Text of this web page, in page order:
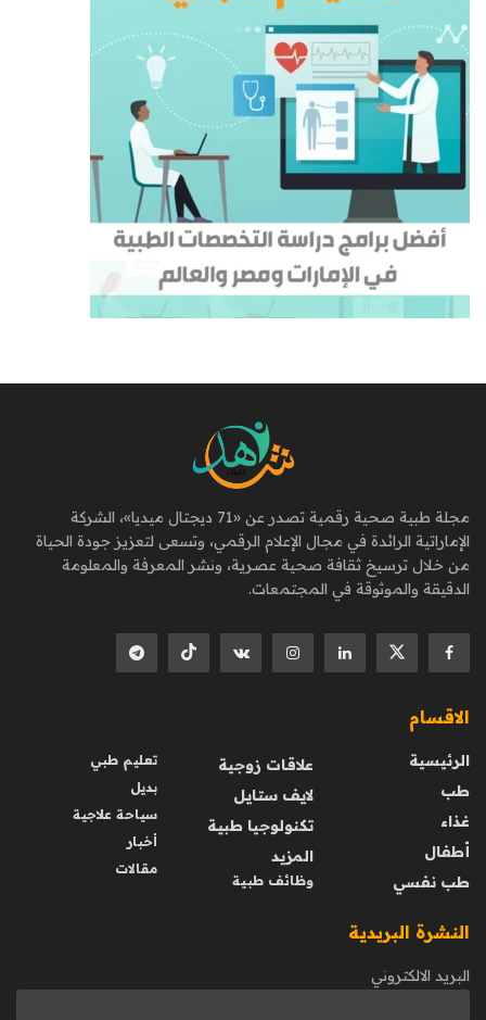
مجلة طبية صحية رقمية تصدر عن «71 ديجتال ميديا»، الشركة
الإماراتية الرائدة في مجال الإعلام الرقمي، وتسعى لتعزيز جودة الحياة
من خلال ترسيخ ثقافة صحية عصرية، ونشر المعرفة والمعلومة
الدقيقة والموثوقة في المجتمعات.
الاقسام
الرئيسية
طب
غذاء
أطفال
طب نفسي
علاقات زوجية
لايف ستايل
تكنولوجيا طبية
المزيد
وظائف طبية
تعليم طبي
بديل
سياحة علاجية
أخبار
مقالات
النشرة البريدية
البريد الالكتروني